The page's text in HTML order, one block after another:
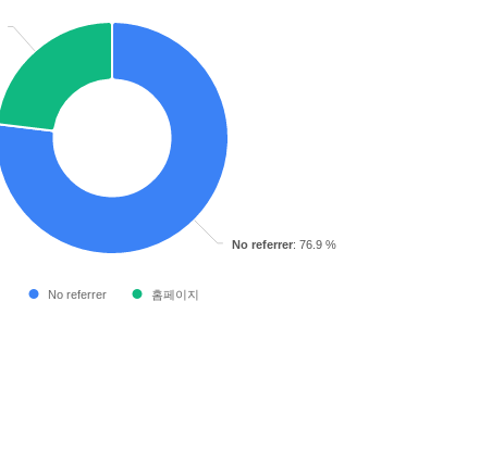
No referrer: 76.9 %
No referrer 홈페이지